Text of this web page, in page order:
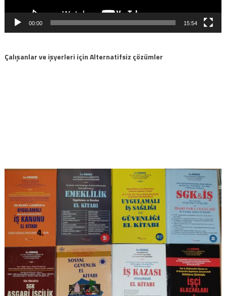
00:00 15:54
Çalışanlar ve işyerleri için Alternatifsiz çözümler